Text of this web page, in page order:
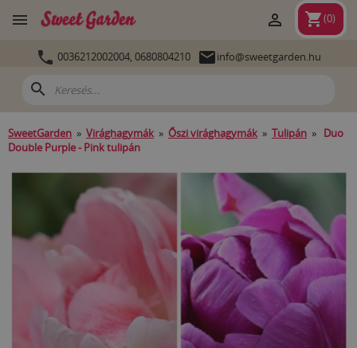
 shopping_cart(0)

 0036212002004, 0680804210 info@sweetgarden.hu
search
SweetGarden » Virághagymák » Őszi virághagymák » Tulipán » Duo
Double Purple - Pink tulipán